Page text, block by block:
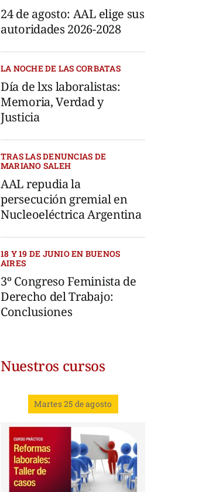
24 de agosto: AAL elige sus
autoridades 2026-2028
LA NOCHE DE LAS CORBATAS
Día de lxs laboralistas:
Memoria, Verdad y
Justicia
TRAS LAS DENUNCIAS DE
MARIANO SALEH
AAL repudia la
persecución gremial en
Nucleoeléctrica Argentina
18 Y 19 DE JUNIO EN BUENOS
AIRES
3º Congreso Feminista de
Derecho del Trabajo:
Conclusiones
Nuestros cursos
Martes 25 de agosto